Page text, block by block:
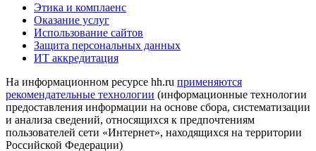
Этика и комплаенс
Оказание услуг
Использование сайтов
Защита персональных данных
ИТ аккредитация
На информационном ресурсе hh.ru применяются
рекомендательные технологии (информационные технологии
предоставления информации на основе сбора, систематизации
и анализа сведений, относящихся к предпочтениям
пользователей сети «Интернет», находящихся на территории
Российской Федерации)